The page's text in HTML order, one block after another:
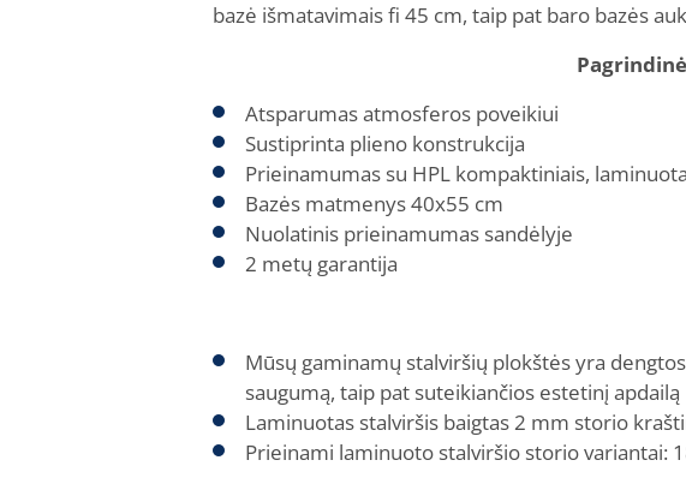
bazė išmatavimais fi 45 cm, taip pat baro bazės
Atsparumas atmosferos poveikiui
Sustiprinta plieno konstrukcija
Prieinamumas su HPL kompaktiniais,
Bazės matmenys 40x55 cm
Nuolatinis prieinamumas sandėlyje
2 metų garantija
Mūsų gaminamų stalviršių plokštės yra
saugumą, taip pat suteikiančios estetinį apdailą
Laminuotas stalviršis baigtas 2 mm storio
Prieinami laminuoto stalviršio storio variantai: